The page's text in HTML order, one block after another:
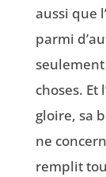
aussi que
parmi
choses. Et
gloire, sa
ne
remplit